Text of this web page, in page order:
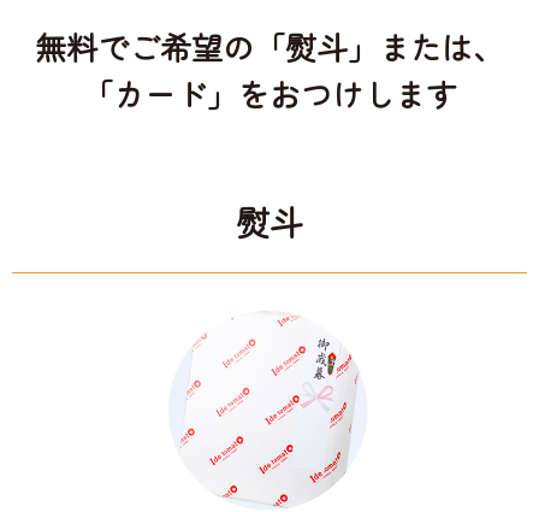
無料でご希望の「熨斗」または、
「カード」をおつけします
熨斗